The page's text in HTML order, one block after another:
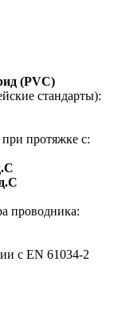
(PVC)
стандарты):
протяжке с:
проводника:
с EN 61034-2